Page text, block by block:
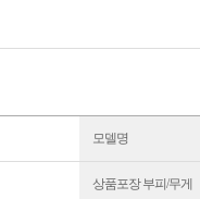
모델명
상품포장 부피/무게